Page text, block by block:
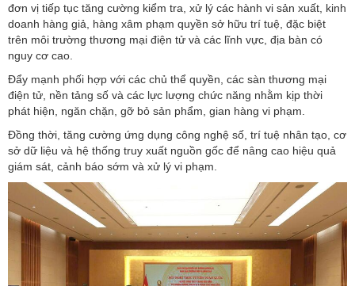
đơn vị tiếp tục tăng cường kiểm tra, xử lý các hành vi sản xuất, kinh
doanh hàng giả, hàng xâm phạm quyền sở hữu trí tuệ, đặc biệt
trên môi trường thương mại điện tử và các lĩnh vực, địa bàn có
nguy cơ cao.
Đẩy mạnh phối hợp với các chủ thể quyền, các sàn thương mại
điện tử, nền tảng số và các lực lượng chức năng nhằm kịp thời
phát hiện, ngăn chặn, gỡ bỏ sản phẩm, gian hàng vi phạm.
Đồng thời, tăng cường ứng dụng công nghệ số, trí tuệ nhân tạo, cơ
sở dữ liệu và hệ thống truy xuất nguồn gốc để nâng cao hiệu quả
giám sát, cảnh báo sớm và xử lý vi phạm.